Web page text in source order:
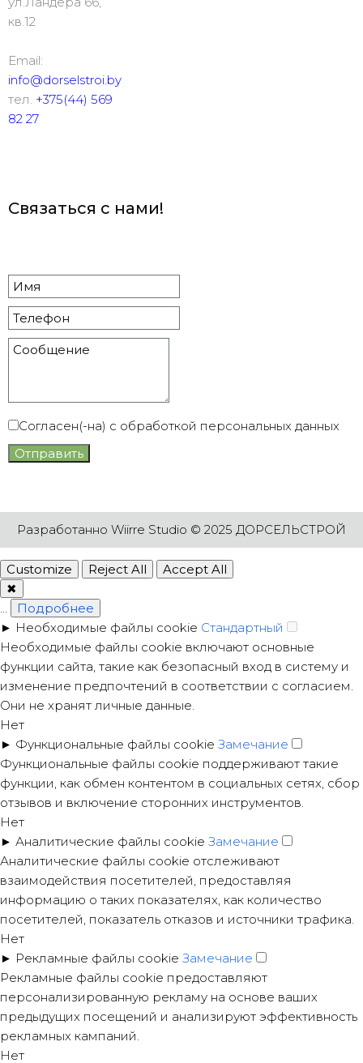
кв.12
Email:
info@dorselstroi.by
тел. +375(44) 569
82 27
Связаться с нами!
Согласен(-на) с обработкой персональных данных
Отправить
Разработанно Wiirre Studio © 2025 ДОРСЕЛЬСТРОЙ
Customize Reject All
Accept All
✖
...
Подробнее
► Необходимые файлы cookie Стандартный
Необходимые файлы cookie включают основные
функции сайта, такие как безопасный вход в систему и
изменение предпочтений в соответствии с согласием.
Они не хранят личные данные.
Нет
► Функциональные файлы cookie Замечание
Функциональные файлы cookie поддерживают такие
функции, как обмен контентом в социальных сетях, сбор
отзывов и включение сторонних инструментов.
Нет
► Аналитические файлы cookie Замечание
Аналитические файлы cookie отслеживают
взаимодействия посетителей, предоставляя
информацию о таких показателях, как количество
посетителей, показатель отказов и источники трафика.
Нет
► Рекламные файлы cookie Замечание
Рекламные файлы cookie предоставляют
персонализированную рекламу на основе ваших
предыдущих посещений и анализируют эффективность
рекламных кампаний.
Нет